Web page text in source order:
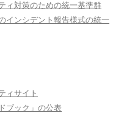
ィ対策のための統一基準群
インシデント報告様式の統一
ィサイト
ブック」の公表